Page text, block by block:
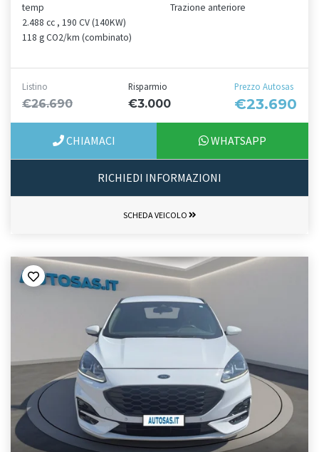
temp
2.488 cc , 190 CV (140KW)
118 g CO2/km (combinato)
Trazione anteriore
Listino
€26.690
Risparmio
€3.000
Prezzo Autosas
€23.690
CHIAMACI WHATSAPP
RICHIEDI INFORMAZIONI
SCHEDA VEICOLO